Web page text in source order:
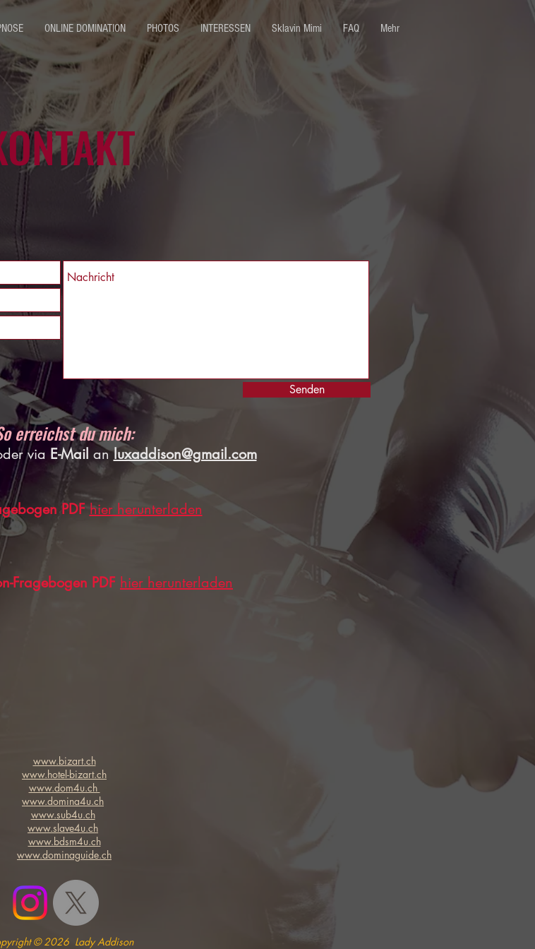
ONLINE DOMINATION PHOTOS INTERESSEN Sklavin Mimi FAQ Mehr
Senden
erreichst du mich:
via E-Mail anluxaddison@gmail.com
PDF hier herunterladen
Fragebogen PDF hier herunterladen
www.bizart.ch
www.hotel-bizart.ch
www.dom4u.ch
www.domina4u.ch
www.sub4u.ch
www.slave4u.ch
www.bdsm4u.ch
www.dominaguide.ch
© 2026 Lady Addison